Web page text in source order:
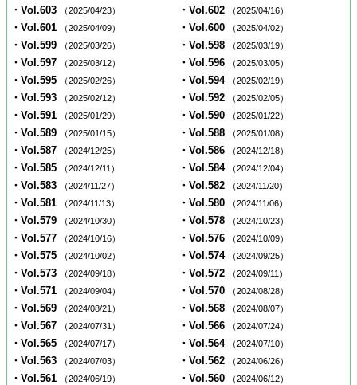
・Vol.603 （2025/04/23） ・Vol.602 （2025/04/16）
・Vol.601 （2025/04/09） ・Vol.600 （2025/04/02）
・Vol.599 （2025/03/26） ・Vol.598 （2025/03/19）
・Vol.597 （2025/03/12） ・Vol.596 （2025/03/05）
・Vol.595 （2025/02/26） ・Vol.594 （2025/02/19）
・Vol.593 （2025/02/12） ・Vol.592 （2025/02/05）
・Vol.591 （2025/01/29） ・Vol.590 （2025/01/22）
・Vol.589 （2025/01/15） ・Vol.588 （2025/01/08）
・Vol.587 （2024/12/25） ・Vol.586 （2024/12/18）
・Vol.585 （2024/12/11） ・Vol.584 （2024/12/04）
・Vol.583 （2024/11/27） ・Vol.582 （2024/11/20）
・Vol.581 （2024/11/13） ・Vol.580 （2024/11/06）
・Vol.579 （2024/10/30） ・Vol.578 （2024/10/23）
・Vol.577 （2024/10/16） ・Vol.576 （2024/10/09）
・Vol.575 （2024/10/02） ・Vol.574 （2024/09/25）
・Vol.573 （2024/09/18） ・Vol.572 （2024/09/11）
・Vol.571 （2024/09/04） ・Vol.570 （2024/08/28）
・Vol.569 （2024/08/21） ・Vol.568 （2024/08/07）
・Vol.567 （2024/07/31） ・Vol.566 （2024/07/24）
・Vol.565 （2024/07/17） ・Vol.564 （2024/07/10）
・Vol.563 （2024/07/03） ・Vol.562 （2024/06/26）
・Vol.561 （2024/06/19） ・Vol.560 （2024/06/12）